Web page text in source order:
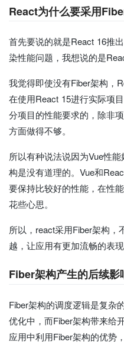
React为什么要采用
首先要说的就是React 16推
染性能问题，我想说的是
我觉得即使没有Fiber架构，
在使用React 15进行实际项
分项目的性能要求的，除非
方面做得不够。
所以有种说法说因为Vue性
构是没有道理的。Vue和
要保持比较好的性能，在性
花些心思。
所以，react采用Fiber架构
越，让应用有更加流畅的表现
Fiber架构产生的后续影
Fiber架构的调度逻辑是复杂
优化中，而Fiber架构带来给
应用中利用Fiber架构的优势